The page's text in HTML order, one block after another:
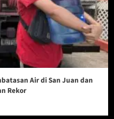
Air di San Juan dan
Rekor